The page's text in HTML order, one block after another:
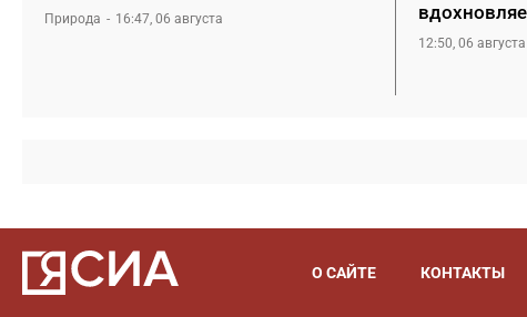
Природа 16:47, 06 августа
12:50, 06 августа
О САЙТЕ КОНТАКТЫ